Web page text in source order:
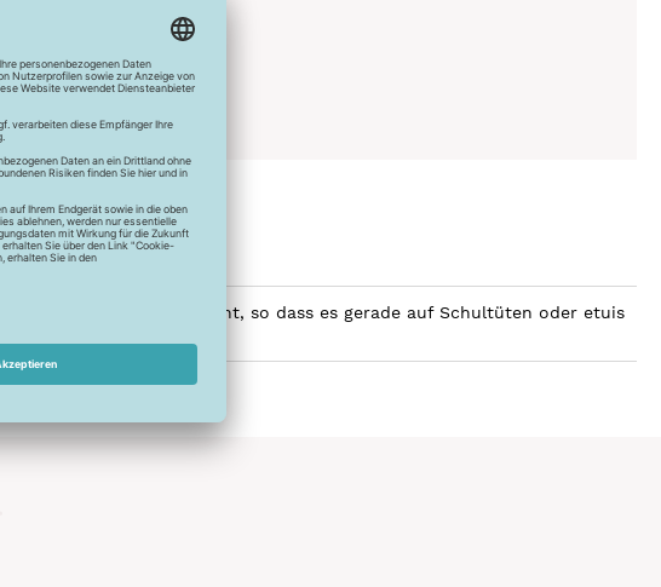
ist schön klein und bunt, so dass es gerade auf Schultüten oder etuis